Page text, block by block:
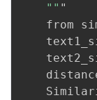
"" "
from